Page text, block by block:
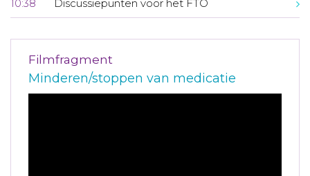
10:38 Discussiepunten voor het FTO
Filmfragment
Minderen/stoppen van medicatie